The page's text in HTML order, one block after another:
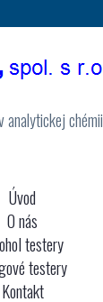
analytickej chémii
Úvod
O nás
testery
testery
Kontakt